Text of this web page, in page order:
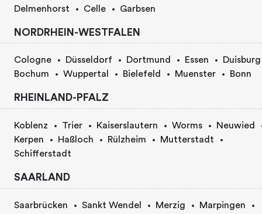
Delmenhorst
Celle Garbsen
NORDRHEIN-WESTFALEN
Cologne Düsseldorf Dortmund Essen
Duisburg
Bochum
Wuppertal Bielefeld Muenster Bonn
RHEINLAND-PFALZ
Koblenz Trier Kaiserslautern Worms
Neuwied
Kerpen
Haßloch Rülzheim
Mutterstadt
Schifferstadt
SAARLAND
Saarbrücken Sankt Wendel Merzig
Marpingen